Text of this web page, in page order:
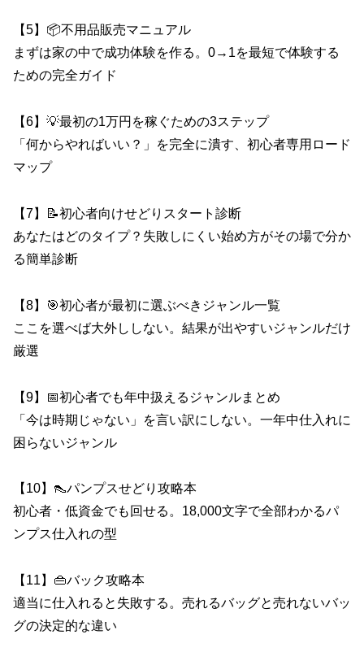
【5】📦不用品販売マニュアル
まずは家の中で成功体験を作る。0→1を最短で体験する
ための完全ガイド
【6】💡最初の1万円を稼ぐための3ステップ
「何からやればいい？」を完全に潰す、初心者専用ロード
マップ
【7】📝初心者向けせどりスタート診断
あなたはどのタイプ？失敗しにくい始め方がその場で分か
る簡単診断
【8】🎯初心者が最初に選ぶべきジャンル一覧
ここを選べば大外ししない。結果が出やすいジャンルだけ
厳選
【9】📅初心者でも年中扱えるジャンルまとめ
「今は時期じゃない」を言い訳にしない。一年中仕入れに
困らないジャンル
【10】👠パンプスせどり攻略本
初心者・低資金でも回せる。18,000文字で全部わかるパ
ンプス仕入れの型
【11】👜バック攻略本
適当に仕入れると失敗する。売れるバッグと売れないバッ
グの決定的な違い